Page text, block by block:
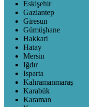
Eskişehir
Gaziantep
Giresun
Gümüşhane
Hakkari
Hatay
Mersin
Iğdır
Isparta
Kahramanmaraş
Karabük
Karaman